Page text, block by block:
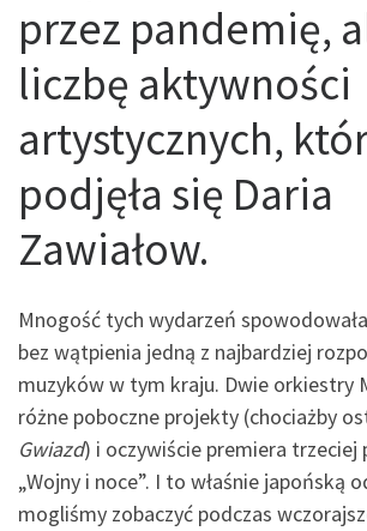
przez pandemię,
liczbę aktywności
artystycznych,
podjęła się Daria
Zawiałow.
Mnogość tych wydarzeń
bez wątpienia jedną z najbardziej
muzyków w tym kraju. Dwie orkiestry
różne poboczne projekty (chociażby
Gwiazd) i oczywiście premiera trzeciej
„Wojny i noce”. I to właśnie japońską
mogliśmy zobaczyć podczas